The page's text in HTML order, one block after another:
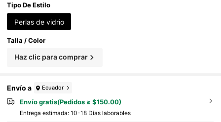
los y otras artesanías decorativas
Tipo De Estilo
Perlas de vidrio
Talla / Color
Haz clic para comprar
Envío a Ecuador
Envío gratis(Pedidos ≥ $150.00)
Entrega estimada: 10-18 Días laborables